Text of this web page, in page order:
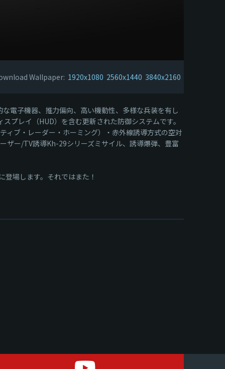
Wallpaper: 1920x1080 2560x1440 3840x2160
電子機器、推力偏向、高い機動性、多様な兵装を有し
プレイ（HUD）を含む更新された防御システムです。
ブ・レーダー・ホーミング）・赤外線誘導方式の空対
ザー/TV誘導Kh-29シリーズミサイル、誘導爆弾、豊富
場します。それではまた！